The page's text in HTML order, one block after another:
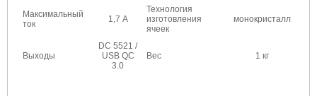
Максимальный
ток
1,7 А
Технология
изготовления
ячеек
монокристалл
Выходы
DC 5521 /
USB QC
3.0
Вес 1 кг